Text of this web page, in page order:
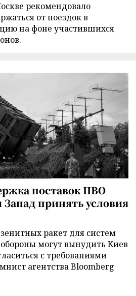
рекомендовало
от поездок в
на фоне участившихся
поставок ПВО
принять условия
ракет для систем
могут вынудить Киев
с требованиями
агентства Bloomberg